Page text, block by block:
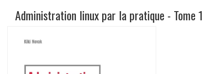
Administration linux par la pratique - Tome 1